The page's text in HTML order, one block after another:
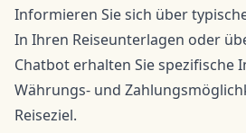
Informieren Sie sich über
In Ihren Reiseunterlagen oder
Chatbot erhalten Sie spezifische
Währungs- und
Reiseziel.